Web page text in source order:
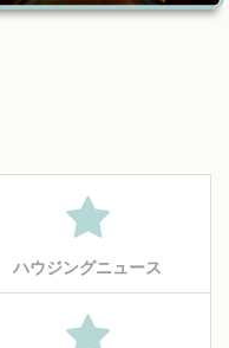
ハウジングニュース